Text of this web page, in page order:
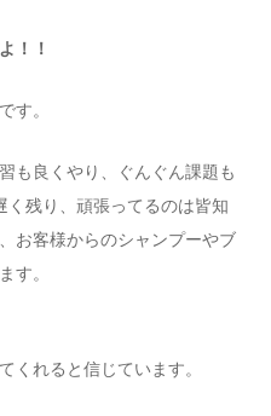
！！
す。
も良くやり、ぐんぐん課題も
く残り、頑張ってるのは皆知
お客様からのシャンプーやブ
す。
くれると信じています。